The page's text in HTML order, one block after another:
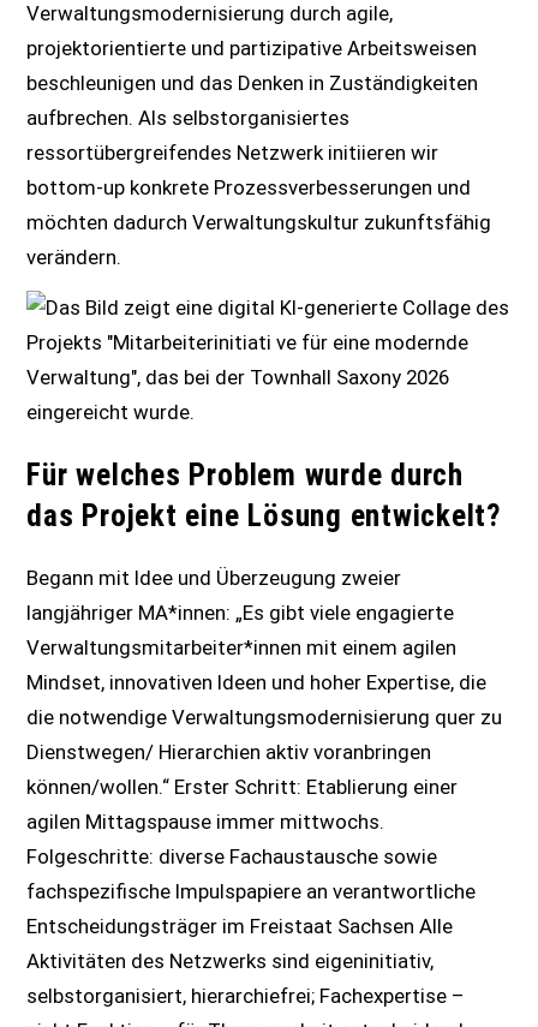
Verwaltungsmodernisierung durch agile,
projektorientierte und partizipative Arbeitsweisen
beschleunigen und das Denken in Zuständigkeiten
aufbrechen. Als selbstorganisiertes
ressortübergreifendes Netzwerk initiieren wir
bottom-up konkrete Prozessverbesserungen und
möchten dadurch Verwaltungskultur zukunftsfähig
verändern.
Für welches Problem wurde durch
das Projekt eine Lösung entwickelt?
Begann mit Idee und Überzeugung zweier
langjähriger MA*innen: „Es gibt viele engagierte
Verwaltungsmitarbeiter*innen mit einem agilen
Mindset, innovativen Ideen und hoher Expertise, die
die notwendige Verwaltungsmodernisierung quer zu
Dienstwegen/ Hierarchien aktiv voranbringen
können/wollen.“ Erster Schritt: Etablierung einer
agilen Mittagspause immer mittwochs.
Folgeschritte: diverse Fachaustausche sowie
fachspezifische Impulspapiere an verantwortliche
Entscheidungsträger im Freistaat Sachsen Alle
Aktivitäten des Netzwerks sind eigeninitiativ,
selbstorganisiert, hierarchiefrei; Fachexpertise –